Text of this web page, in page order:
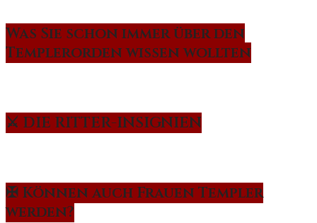
Was Sie schon immer über den
Templerorden wissen wollten
⚔️ DIE RITTER-INSIGNIEN
✠ Können auch Frauen Templer
werden?